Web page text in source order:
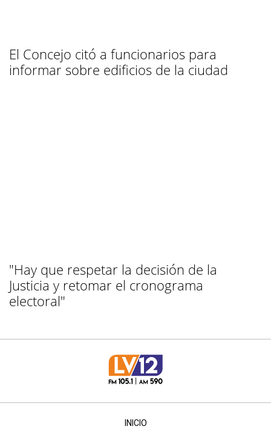
El Concejo citó a funcionarios para
informar sobre edificios de la ciudad
"Hay que respetar la decisión de la
Justicia y retomar el cronograma
electoral"
INICIO